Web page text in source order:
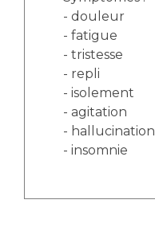
- douleur
- fatigue
- tristesse
- repli
- isolement
- agitation
- hallucination
- insomnie